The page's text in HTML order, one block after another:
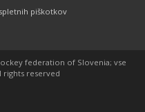
piškotkov
federation of Slovenia; vse
rights reserved